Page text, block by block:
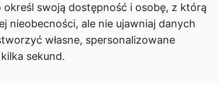
swoją dostępność i osobę, z którą
nieobecności, ale nie ujawniaj danych
własne, spersonalizowane
sekund.